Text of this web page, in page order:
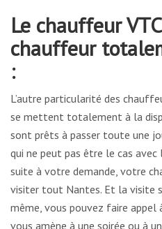
Le chauffeur
chauffeur
:
L’autre particularité des
se mettent totalement à la
sont prêts à passer toute une
qui ne peut pas être le cas
suite à votre demande, votre
visiter tout Nantes. Et la visite
même, vous pouvez faire appel
vous amène à une soirée ou à